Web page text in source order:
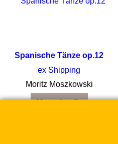
Spanische Tänze op.12
ex Shipping
Moritz Moszkowski
More details